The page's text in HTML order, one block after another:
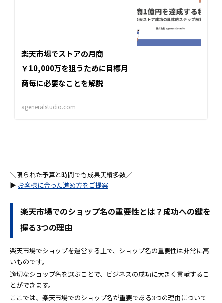
楽天市場でストアの月商
￥10,000万を狙うために目標月
商毎に必要なことを解説
ageneralstudio.com
＼限られた予算と時間でも成果実績多数／
▶ お客様に合った進め方をご提案
楽天市場でのショップ名の重要性とは？成功への鍵を
握る3つの理由
楽天市場でショップを運営する上で、ショップ名の重要性は非常に高
いものです。
適切なショップ名を選ぶことで、ビジネスの成功に大きく貢献するこ
とができます。
ここでは、楽天市場でのショップ名が重要である3つの理由について